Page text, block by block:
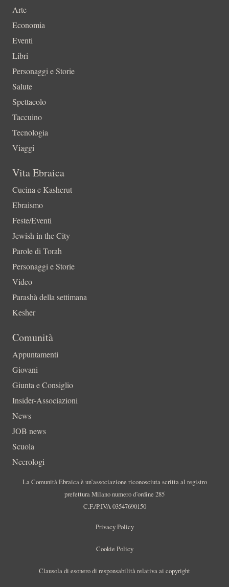
Arte
Economia
Eventi
Libri
Personaggi e Storie
Salute
Spettacolo
Taccuino
Tecnologia
Viaggi
Vita Ebraica
Cucina e Kasherut
Ebraismo
Feste/Eventi
Jewish in the City
Parole di Torah
Personaggi e Storie
Video
Parashà della settimana
Kesher
Comunità
Appuntamenti
Giovani
Giunta e Consiglio
Insider-Associazioni
News
JOB news
Scuola
Necrologi
La Comunità Ebraica è un’associazione riconosciuta scritta al registro
prefettura Milano numero d’ordine 285
C.F./P.IVA 03547690150
Privacy Policy
Cookie Policy
Clausola di esonero di responsabilità relativa ai copyright